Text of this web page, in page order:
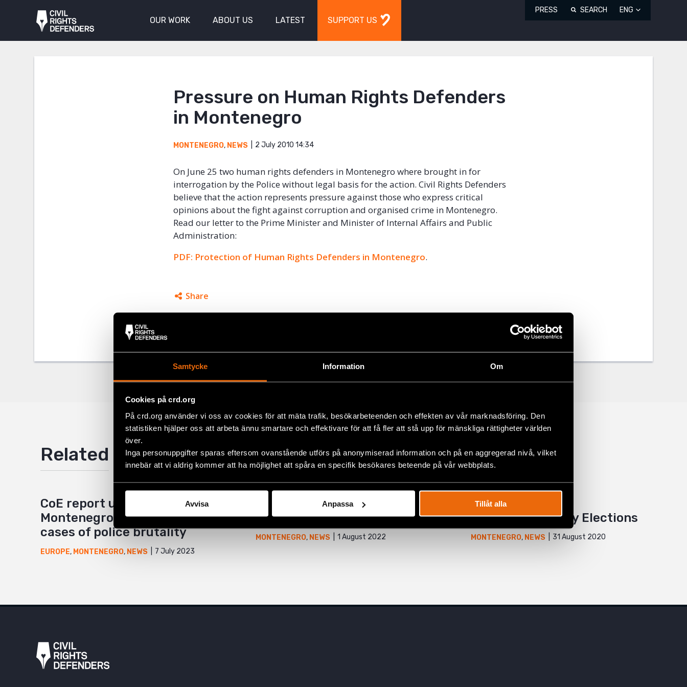
Samtycke Information Om
Cookies på crd.org
På crd.org använder vi oss av cookies för att mäta trafik, besökarbeteenden och effekten av vår marknadsföring. Den
statistiken hjälper oss att arbeta ännu smartare och effektivare för att få fler att stå upp för mänskliga rättigheter världen
över.
Inga personuppgifter sparas eftersom ovanstående utförs på anonymiserad information och på en aggregerad nivå, vilket
innebär att vi aldrig kommer att ha möjlighet att spåra en specifik besökares beteende på vår webbplats.
Avvisa Anpassa Tillåt alla
OUR WORK ABOUT US LATEST SUPPORT US
PRESS SEARCH ENG
Pressure on Human Rights Defenders
in Montenegro
MONTENEGRO, NEWS 2 July 2010 14:34
On June 25 two human rights defenders in Montenegro where brought in for
interrogation by the Police without legal basis for the action. Civil Rights Defenders
believe that the action represents pressure against those who express critical
opinions about the fight against corruption and organised crime in Montenegro.
Read our letter to the Prime Minister and Minister of Internal Affairs and Public
Administration:
PDF: Protection of Human Rights Defenders in Montenegro.
Share
Facebook
Google+
TagsEurope
Related
CoE report urges
Montenegro to investigate
cases of police brutality
EUROPE, MONTENEGRO, NEWS 7 July 2023
Faces of Pride: Katica makes
art to fight homophobia
MONTENEGRO, NEWS 1 August 2022
Montenegro’s
(un)Extraordinary Elections
MONTENEGRO, NEWS 31 August 2020